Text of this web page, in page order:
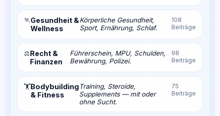
🏃Gesundheit &
Wellness
Körperliche Gesundheit,
Sport, Ernährung, Schlaf.
108
Beiträge
⚖️Recht &
Finanzen
Führerschein, MPU, Schulden,
Bewährung, Polizei.
98
Beiträge
🏋️Bodybuilding
& Fitness
Training, Steroide,
Supplements — mit oder
ohne Sucht.
75
Beiträge